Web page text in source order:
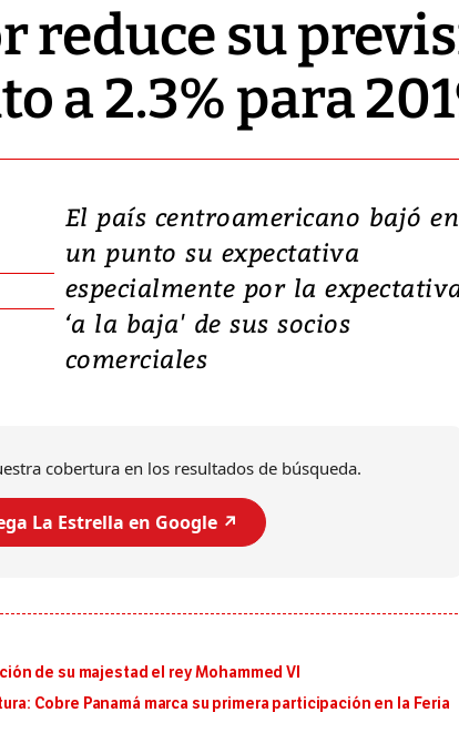
reduce su
a 2.3% para
El país centroamericano bajó en
un punto su expectativa
especialmente por la
‘a la baja' de sus socios
comerciales
cobertura en los resultados de búsqueda.
La Estrella en Google ↗️
de su majestad el rey Mohammed VI
Cobre Panamá marca su primera participación en la Feria
Video, Japón: Terremoto
deja heridos y graves
daños en Kumamoto
al sur de Japón, provocando una